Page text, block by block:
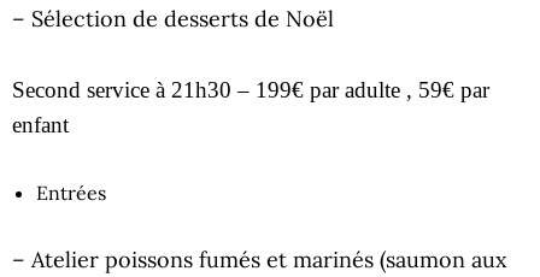
– Sélection de desserts de Noël
Second service à 21h30 – 199€ par adulte , 59€ par
enfant
Entrées
– Atelier poissons fumés et marinés (saumon aux